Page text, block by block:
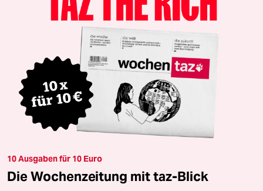
10 Ausgaben für 10 Euro
Die Wochenzeitung mit taz-Blick